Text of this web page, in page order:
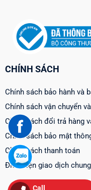
CHÍNH SÁCH
Chính sách bảo hành và
Chính sách vận chuyển
Chính sách đổi trả hàng
Chính sách bảo mật
Chính sách thanh toán
Điều kiện giao dịch chung
Call